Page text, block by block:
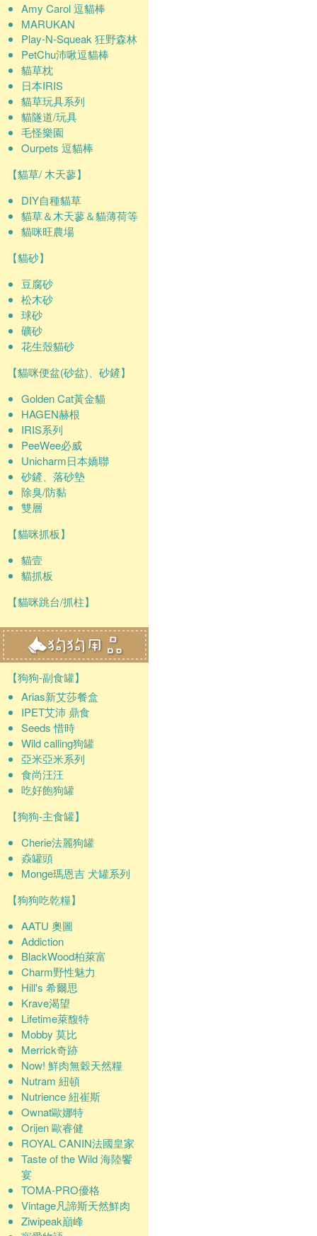
Amy Carol 逗貓棒
MARUKAN
Play-N-Squeak 狂野森林
PetChu沛啾逗貓棒
貓草枕
日本IRIS
貓草玩具系列
貓隧道/玩具
毛怪樂園
Ourpets 逗貓棒
【貓草/ 木天蓼】
DIY自種貓草
貓草＆木天蓼＆貓薄荷等
貓咪旺農場
【貓砂】
豆腐砂
松木砂
球砂
礦砂
花生殼貓砂
【貓咪便盆(砂盆)、砂鏟】
Golden Cat黃金貓
HAGEN赫根
IRIS系列
PeeWee必威
Unicharm日本嬌聯
砂鏟、落砂墊
除臭/防黏
雙層
【貓咪抓板】
貓壹
貓抓板
【貓咪跳台/抓柱】
【狗狗-副食罐】
Arias新艾莎餐盒
IPET艾沛 鼎食
Seeds 惜時
Wild calling狗罐
亞米亞米系列
食尚汪汪
吃好飽狗罐
【狗狗-主食罐】
Cherie法麗狗罐
猋罐頭
Monge瑪恩吉 犬罐系列
【狗狗吃乾糧】
AATU 奧圖
Addiction
BlackWood柏萊富
Charm野性魅力
Hill's 希爾思
Krave渴望
Lifetime萊馥特
Mobby 莫比
Merrick奇跡
Now! 鮮肉無穀天然糧
Nutram 紐頓
Nutrience 紐崔斯
Ownat歐娜特
Orijen 歐睿健
ROYAL CANIN法國皇家
Taste of the Wild 海陸饗
宴
TOMA-PRO優格
Vintage凡諦斯天然鮮肉
Ziwipeak巔峰